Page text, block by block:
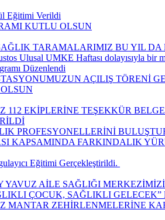
Eğitimi Verildi
KUTLU OLSUN
TARAMALARIMIZ BU YIL DA
Ulusal UMKE Haftası dolayısıyla bir
Düzenlendi
AÇILIŞ TÖRENİ
EKİPLERİNE TEŞEKKÜR
PROFESYONELLERİNİ
KAPSAMINDA FARKINDALIK
Eğitimi Gerçekleştirildi.
AİLE SAĞLIĞI
ÇOCUK, SAĞLIKLI
MANTAR ZEHİRLENMELERİNE